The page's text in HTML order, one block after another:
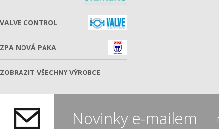
VALVE CONTROL
ZPA NOVÁ PAKA
ZOBRAZIT VŠECHNY VÝROBCE
Novinky e-mailem